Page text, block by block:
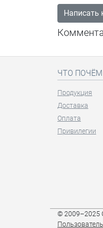
Написать
ЧТО ПОЧЁМ
Продукция
Доставка
Оплата
Привилегии
© 2009–2025